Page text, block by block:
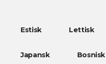
Estisk Lettisk
Japansk Bosnisk